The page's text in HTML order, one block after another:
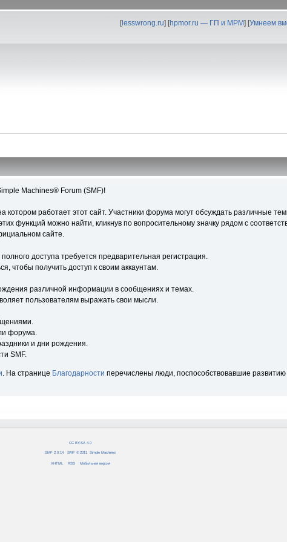
[lesswrong.ru] [hpmor.ru — ГП и МРМ] [Умнеем
Machines® Forum (SMF)!
работает этот сайт. Участники форума могут обсуждать различные
функций можно найти, кликнув по вопросительному значку рядом с
сайте.
доступа требуется предварительная регистрация.
чтобы получить доступ к своим аккаунтам.
различной информации в сообщениях и темах.
пользователям выражать свои мысли.
форума.
и дни рождения.
SMF.
. На странице Благодарности перечислены люди, поспособствовавшие развитию
CC BY-SA 4.0
SMF 2.0.14 SMF © 2011 Simple Machines
XHTML RSS Мобильная версия